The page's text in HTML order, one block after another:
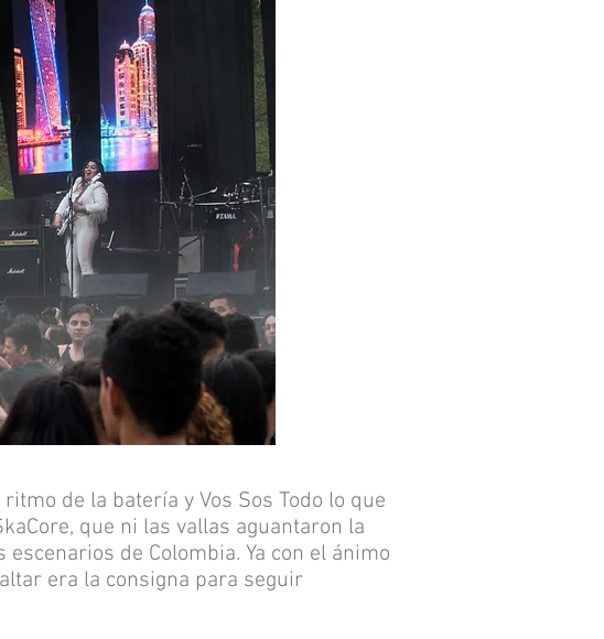
de la batería y Vos Sos Todo lo que
que ni las vallas aguantaron la
de Colombia. Ya con el ánimo
era la consigna para seguir